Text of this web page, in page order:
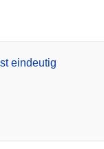
eindeutig